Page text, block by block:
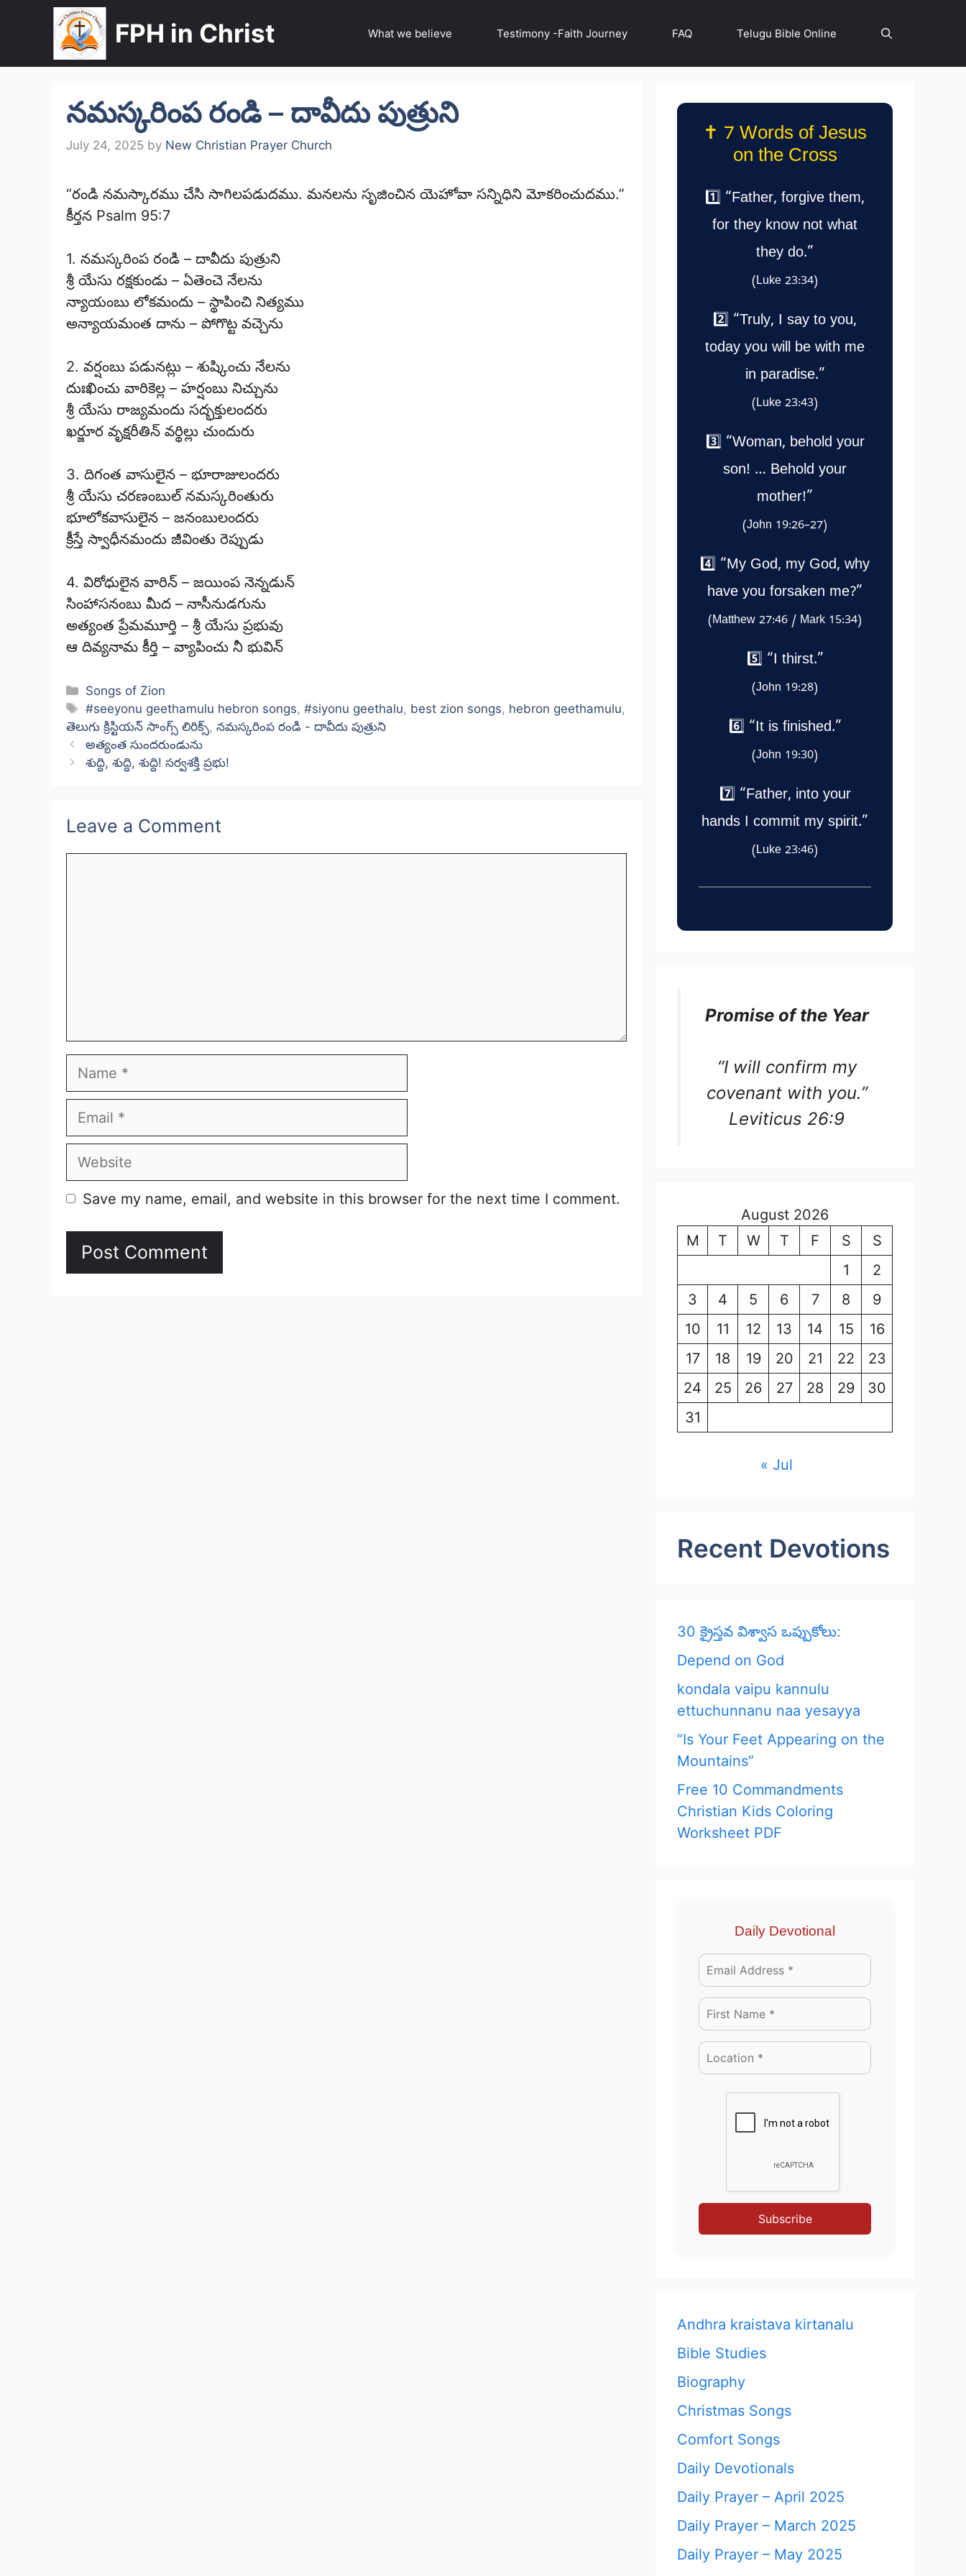
FPH in Christ What we believe Testimony -Faith Journey FAQ Telugu Bible Online
నమస్కరింప రండి – దావీదు పుత్రుని
July 24, 2025 by New Christian Prayer Church
“రండి నమస్కారము చేసి సాగిలపడుదము. మనలను సృజించిన యెహోవా సన్నిధిని మోకరించుదము.”
కీర్తన Psalm 95:7
1. నమస్కరింప రండి – దావీదు పుత్రుని
శ్రీ యేసు రక్షకుండు – ఏతెంచె నేలను
న్యాయంబు లోకమందు – స్థాపించి నిత్యము
అన్యాయమంత దాను – పోగొట్ట వచ్చెను
2. వర్షంబు పడునట్లు – శుష్కించు నేలను
దుఃఖించు వారికెల్ల – హర్షంబు నిచ్చును
శ్రీ యేసు రాజ్యమందు సద్భక్తులందరు
ఖర్జూర వృక్షరీతిన్ వర్థిల్లు చుందురు
3. దిగంత వాసులైన – భూరాజులందరు
శ్రీ యేసు చరణంబుల్ నమస్కరింతురు
భూలోకవాసులైన – జనంబులందరు
క్రీస్తే స్వాధీనమందు జీవింతు రెప్పుడు
4. విరోధులైన వారిన్ – జయింప నెన్నడున్
సింహాసనంబు మీద – నాసీనుడగును
అత్యంత ప్రేమమూర్తి – శ్రీ యేసు ప్రభువు
ఆ దివ్యనామ కీర్తి – వ్యాపించు నీ భువిన్
Categories
Songs of Zion
Tags
#seeyonu geethamulu hebron songs,#siyonu geethalu, best zion songs, hebron geethamulu,
తెలుగు క్రిస్టియన్ సాంగ్స్ లిరిక్స్, నమస్కరింప రండి - దావీదు పుత్రుని
అత్యంత సుందరుండును
శుద్ధి, శుద్ధి, శుద్ధి! సర్వశక్తి ప్రభు!
Leave a Comment
Name
Email
Website
Save my name, email, and website in this browser for the next time I comment.
✝️ 7 Words of Jesus
on the Cross
1️⃣ “Father, forgive them,
for they know not what
they do.”
(Luke 23:34)
2️⃣ “Truly, I say to you,
today you will be with me
in paradise.”
(Luke 23:43)
3️⃣ “Woman, behold your
son! … Behold your
mother!”
(John 19:26–27)
4️⃣ “My God, my God, why
have you forsaken me?”
(Matthew 27:46 / Mark 15:34)
5️⃣ “I thirst.”
(John 19:28)
6️⃣ “It is finished.”
(John 19:30)
7️⃣ “Father, into your
hands I commit my spirit.”
(Luke 23:46)
Promise of the Year
“I will confirm my
covenant with you.”
Leviticus 26:9
August 2026
M
T W T F S
S
1
2
3
4 5 6 7 8
9
10
11 12 13 14 15
16
17
18 19 20 21 22
23
24
25 26 27 28 29
30
31
« Jul
Recent Devotions
30 క్రైస్తవ విశ్వాస ఒప్పుకోలు:
Depend on God
kondala vaipu kannulu
ettuchunnanu naa yesayya
“Is Your Feet Appearing on the
Mountains”
Free 10 Commandments
Christian Kids Coloring
Worksheet PDF
Daily Devotional
Subscribe
Andhra kraistava kirtanalu
Bible Studies
Biography
Christmas Songs
Comfort Songs
Daily Devotionals
Daily Prayer – April 2025
Daily Prayer – March 2025
Daily Prayer – May 2025